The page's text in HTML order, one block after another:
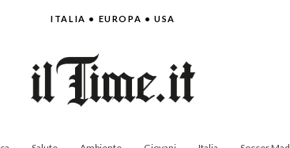
ITALIA • EUROPA • USA